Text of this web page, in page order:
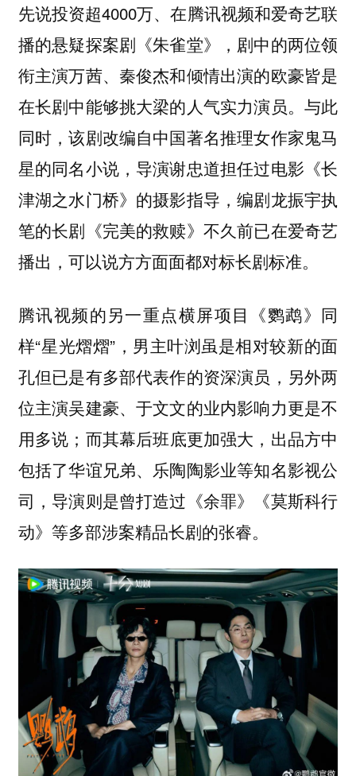
先说投资超4000万、在腾讯视频和爱奇艺联
播的悬疑探案剧《朱雀堂》，剧中的两位领
衔主演万茜、秦俊杰和倾情出演的欧豪皆是
在长剧中能够挑大梁的人气实力演员。与此
同时，该剧改编自中国著名推理女作家鬼马
星的同名小说，导演谢忠道担任过电影《长
津湖之水门桥》的摄影指导，编剧龙振宇执
笔的长剧《完美的救赎》不久前已在爱奇艺
播出，可以说方方面面都对标长剧标准。
腾讯视频的另一重点横屏项目《鹦鹉》同
样“星光熠熠”，男主叶浏虽是相对较新的面
孔但已是有多部代表作的资深演员，另外两
位主演吴建豪、于文文的业内影响力更是不
用多说；而其幕后班底更加强大，出品方中
包括了华谊兄弟、乐陶陶影业等知名影视公
司，导演则是曾打造过《余罪》《莫斯科行
动》等多部涉案精品长剧的张睿。